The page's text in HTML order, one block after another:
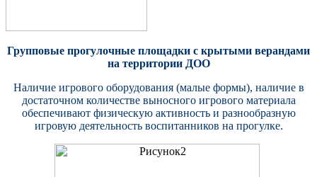
Групповые прогулочные площадки с крытыми верандами
на территории ДОО
Наличие игрового оборудования (малые формы), наличие в
достаточном количестве выносного игрового материала
обеспечивают физическую активность и разнообразную
игровую деятельность воспитанников на прогулке.